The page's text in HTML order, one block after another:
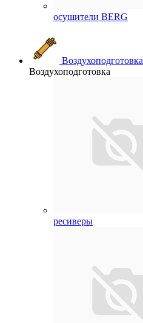
осушители BERG
Воздухоподготовка
Воздухоподготовка
ресиверы